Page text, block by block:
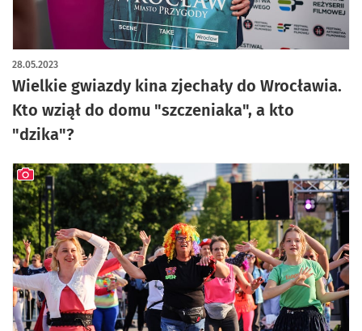
Wielkie gwiazdy kina zjechały do Wrocławia.
Kto wziął do domu "szczeniaka", a kto
"dzika"?
28.05.2023
artykuł z galerią zdjęć